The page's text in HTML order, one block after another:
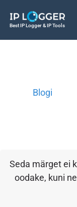
Best IP Logger & IP Tools
Blogi